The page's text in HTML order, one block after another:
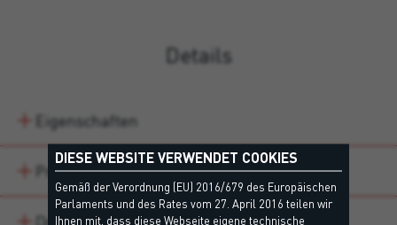
Details
Eigenschaften
Produktvarianten
Downloads
DIESE WEBSITE VERWENDET COOKIES
Gemäß der Verordnung (EU) 2016/679 des Europäischen
Parlaments und des Rates vom 27. April 2016 teilen wir
Ihnen mit, dass diese Webseite eigene technische